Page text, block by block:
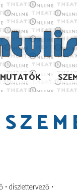
díszlettervező